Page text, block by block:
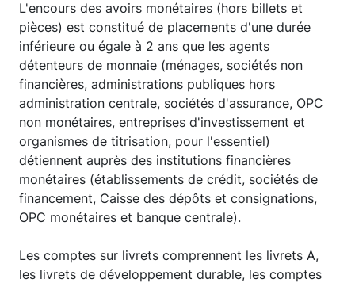
L'encours des avoirs monétaires (hors billets et
pièces) est constitué de placements d'une durée
inférieure ou égale à 2 ans que les agents
détenteurs de monnaie (ménages, sociétés non
financières, administrations publiques hors
administration centrale, sociétés d'assurance, OPC
non monétaires, entreprises d'investissement et
organismes de titrisation, pour l'essentiel)
détiennent auprès des institutions financières
monétaires (établissements de crédit, sociétés de
financement, Caisse des dépôts et consignations,
OPC monétaires et banque centrale).
Les comptes sur livrets comprennent les livrets A,
les livrets de développement durable, les comptes